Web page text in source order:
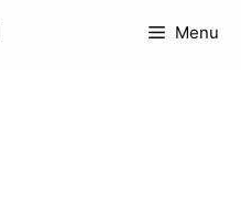
Menu